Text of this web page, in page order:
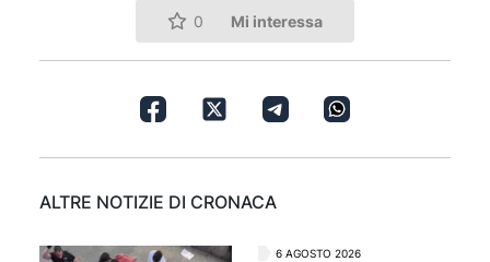
0 Mi interessa
ALTRE NOTIZIE DI CRONACA
6 AGOSTO 2026